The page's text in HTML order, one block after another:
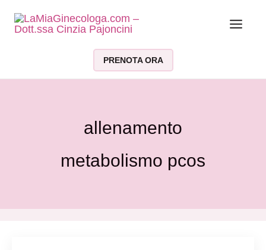
PRENOTA ORA
allenamento
metabolismo pcos